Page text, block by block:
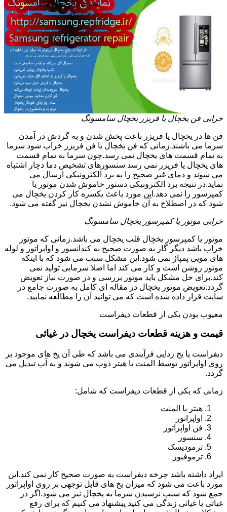
خرابی فن یخچال یا فریزر یخچال سامسونگ
فن ها در یخچال یا فریزر باعث پخش شدن و به گردش در آمدن
سرما می باشند.زمانی که فن یخچال یا فن فریزر خراب شود سرما
به تمام قسمت های یخچال نمی رسد.چون سرما به تمام قسمت
های یخچال یا فریزر نمی رسد سنسورهای تشخیص دما دچار اشتباه
می شوند و دمای غیر صحیح را به برد الکترونیکی ارسال می
نماید.در نتیجه برد الکترونیکی دستور خاموش شدن موتور یا
کمپرسور را نمی دهد.این مورد باعث یکسره کار کردن یخچال می
شود که در اصطلاح به آن خاموش نشدن یخچال نیز گفته می شود.
خرابی موتور یا کمپرسور یخچال سامسونگ
موتور یا کمپرسور یخچال قلب یخچال می باشد.زمانی که موتور
خراب باشد دیگر گاز به صورت صحیح به کندانسور و اواپراتور و لوله
های مویی پمپاژ نمی شود.این مشکل سبب می شود که با اینکه
موتور روشن است و کار می کند اما اصلا سرمایی تولید نمی
کند.برای حل مشکل باید موتور بررسی و در صورت نیاز تعویض
گردد.تعویض موتور یخچال در مقاله ای کامل به صورت جامع در
سایت قرار داده شده است که می توانید آن را مطالعه نمایید.
معیوب بودن یکی از قطعات دیفراست
قیمت و هزینه قطعات دیفراست یخچال در غیاثی
دیفراست یا یخ زدایی فرآیندی می باشد که طی آن یخ های موجود بر
روی اواپراتور توسط المنت یا هیتر ذوب می شوند و به آب تبدیل می
گردد.
زمانی که یکی از قطعات دیفراست که شامل:
هیتر یا المنت
اواپراتور
فن اواپراتور
سنسور
ترمودیسک
ترموفیوز
ایراد داشته باشد چرخه دیفراست به صورت صحیح کار نمی کند.این
مورد باعث می شود که میزان یخ های قابل توجهی بر روی اواپراتور
جمع شود که سبب نرسیدن سرما به یخچال نیز می شود.اگر در
غیاثی یا غیاثی زندگی می کنید پیشنهاد می کنیم که برای رفع